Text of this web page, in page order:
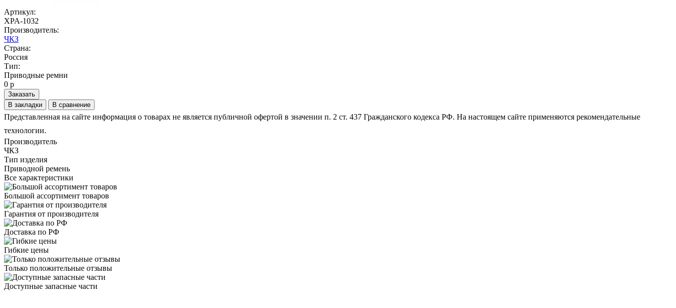
Артикул:
XPA-1032
Производитель:
ЧКЗ
Страна:
Россия
Тип:
Приводные ремни
0 р
Заказать
В закладки
В сравнение
Представленная на сайте информация о товарах не является публичной офертой в значении п. 2 ст. 437 Гражданского кодекса РФ. На настоящем сайте применяются рекомендательные
технологии.
Производитель
ЧКЗ
Тип изделия
Приводной ремень
Все характеристики
Большой ассортимент товаров
Гарантия от производителя
Доставка по РФ
Гибкие цены
Только положительные отзывы
Доступные запасные части